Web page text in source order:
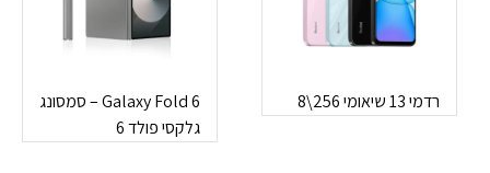
רדמי 13 שיאומי 256\8
Galaxy Fold 6 – סמסונג
גלקסי פולד 6